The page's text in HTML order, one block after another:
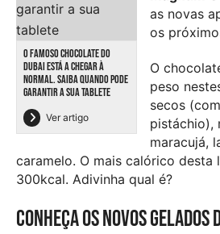
O FAMOSO CHOCOLATE DO
DUBAI ESTÁ A CHEGAR À
NORMAL. SAIBA QUANDO PODE
GARANTIR A SUA TABLETE
Ver artigo
as novas
os
O
peso
secos
pistáchio),
maracujá,
caramelo. O mais calórico desta
300kcal. Adivinha qual é?
Conheça os novos gelados